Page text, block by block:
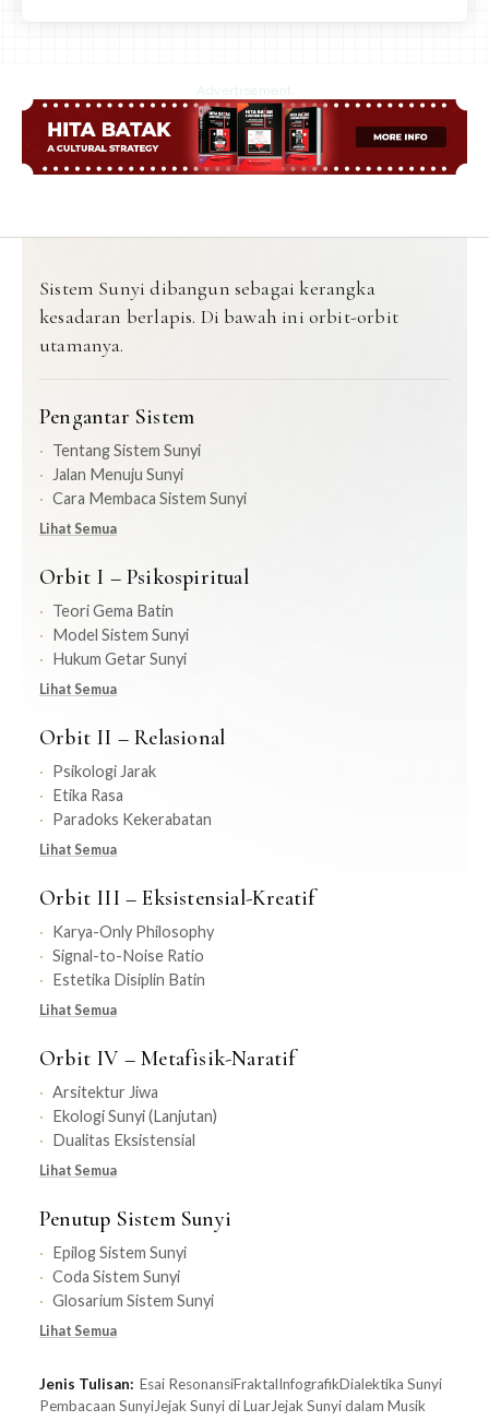
Advertisement
Sistem Sunyi dibangun sebagai kerangka
kesadaran berlapis. Di bawah ini orbit-orbit
utamanya.
Pengantar Sistem
Tentang Sistem Sunyi
Jalan Menuju Sunyi
Cara Membaca Sistem Sunyi
Lihat Semua
Orbit I – Psikospiritual
Teori Gema Batin
Model Sistem Sunyi
Hukum Getar Sunyi
Lihat Semua
Orbit II – Relasional
Psikologi Jarak
Etika Rasa
Paradoks Kekerabatan
Lihat Semua
Orbit III – Eksistensial-Kreatif
Karya-Only Philosophy
Signal-to-Noise Ratio
Estetika Disiplin Batin
Lihat Semua
Orbit IV – Metafisik-Naratif
Arsitektur Jiwa
Ekologi Sunyi (Lanjutan)
Dualitas Eksistensial
Lihat Semua
Penutup Sistem Sunyi
Epilog Sistem Sunyi
Coda Sistem Sunyi
Glosarium Sistem Sunyi
Lihat Semua
Jenis Tulisan: Esai ResonansiFraktalInfografikDialektika Sunyi
Pembacaan SunyiJejak Sunyi di LuarJejak Sunyi dalam Musik